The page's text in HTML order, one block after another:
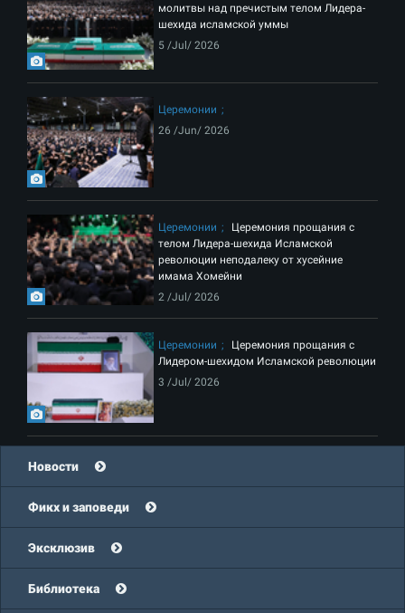
молитвы над пречистым телом Лидера-
шехида исламской уммы
5 /Jul/ 2026
Церемонии
26 /Jun/ 2026
Церемонии
Церемония прощания с
телом Лидера-шехида Исламской
революции неподалеку от хусейние
имама Хомейни
2 /Jul/ 2026
Церемонии
Церемония прощания с
Лидером-шехидом Исламской революции
3 /Jul/ 2026
Новости
Фикх и заповеди
Эксклюзив
Библиотека